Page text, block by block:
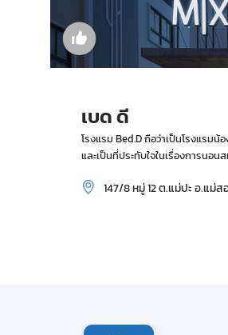
เบด ดี
โรงแรม Bed.D ถือว่าเป็นโรงแรม
และเป็นที่ประทับใจในเรื่องการนอน
147/8 หมู่ 12 ต.แม่ปะ อ.แม่ส